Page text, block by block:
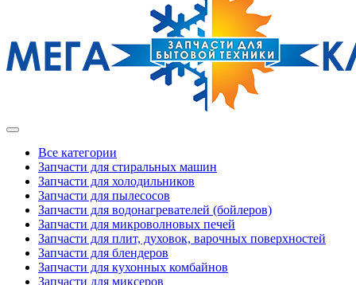
Все категории
Запчасти для стиральных машин
Запчасти для холодильников
Запчасти для пылесосов
Запчасти для водонагревателей (бойлеров)
Запчасти для микроволновых печей
Запчасти для плит, духовок, варочных поверхностей
Запчасти для блендеров
Запчасти для кухонных комбайнов
Запчасти для миксеров